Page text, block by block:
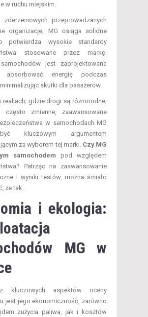
w ruchu miejskim.
przeprowadzanych
organizacje, MG osiąga solidne
potwierdza wysokie standardy
stosowane przez markę.
jest zaprojektowana
energię podczas
skutki dla pasażerów.
realiach, gdzie drogi są różnorodne,
często zmienne, zaawansowane
w samochodach MG
kluczowym argumentem
za wyborem tej marki. Czy MG
samochodem pod względem
Patrząc na zaawansowanie
i wyniki testów, można śmiało
że tak.
i ekologia:
MG w
kluczowych aspektów oceny
jest jego ekonomiczność, zarówno
zużycia paliwa, jak i kosztów